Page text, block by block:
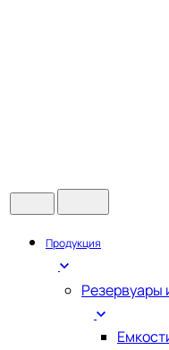
Продукция
Резервуары